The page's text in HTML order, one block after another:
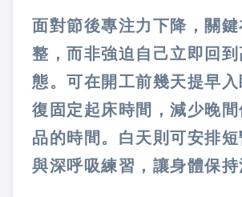
面對節後專注力下降，關鍵
整，而非強迫自己立即回
態。可在開工前幾天提早
復固定起床時間，減少晚
品的時間。白天則可安排
與深呼吸練習，讓身體保